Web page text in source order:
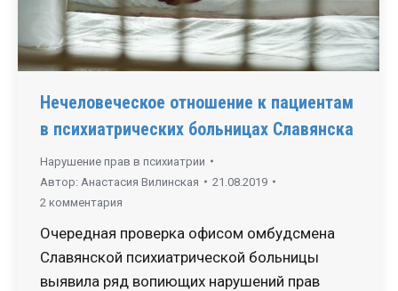
Нечеловеческое отношение к пациентам
в психиатрических больницах Славянска
Нарушение прав в психиатрии
Автор: Анастасия Вилинская
21.08.2019
2 комментария
Очередная проверка офисом омбудсмена
Славянской психиатрической больницы
выявила ряд вопиющих нарушений прав